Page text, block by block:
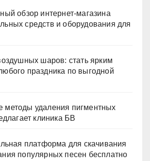
обзор интернет-магазина
средств и оборудования для
шаров: стать ярким
праздника по выгодной
удаления пигментных
клиника БВ
платформа для скачивания
популярных песен бесплатно